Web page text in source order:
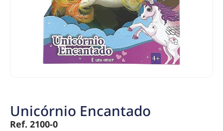
Unicórnio Encantado
Ref. 2100-0